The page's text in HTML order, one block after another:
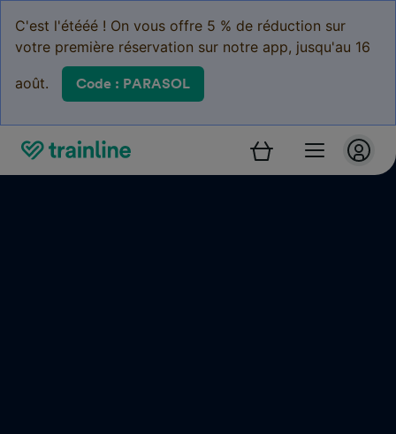
C'est l'étééé ! On vous offre 5 % de réduction sur
votre première réservation sur notre app, jusqu'au 16
août. Code : PARASOL